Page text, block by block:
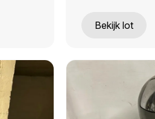
Bekijk lot